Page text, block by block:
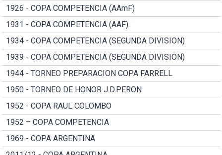
1926 - COPA COMPETENCIA (AAmF)
1931 - COPA COMPETENCIA (AAF)
1934 - COPA COMPETENCIA (SEGUNDA DIVISION)
1939 - COPA COMPETENCIA (SEGUNDA DIVISION)
1944 - TORNEO PREPARACION COPA FARRELL
1950 - TORNEO DE HONOR J.D.PERON
1952 - COPA RAUL COLOMBO
1952 – COPA COMPETENCIA
1969 - COPA ARGENTINA